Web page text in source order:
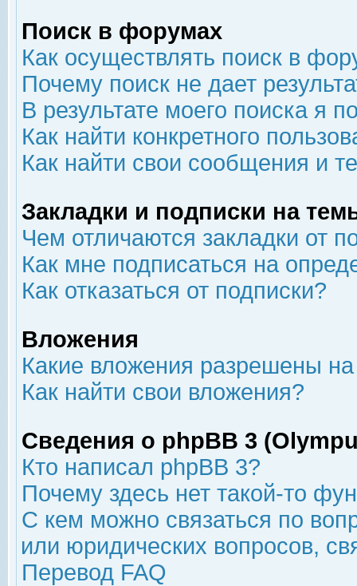
Поиск в форумах
Как осуществлять поиск в
Почему поиск не дает
В результате моего поиска я
Как найти конкретного
Как найти свои сообщения и
Закладки и подписки на
Чем отличаются закладки от
Как мне подписаться на
Как отказаться от подписки?
Вложения
Какие вложения разрешены
Как найти свои вложения?
Сведения о phpBB 3
Кто написал phpBB 3?
Почему здесь нет такой-то
С кем можно связаться по
или юридических вопросов,
Перевод FAQ